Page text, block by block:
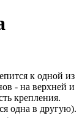
к одной из
- на верхней и
крепления.
одна в другую).